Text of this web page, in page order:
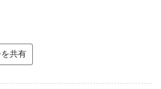
共有